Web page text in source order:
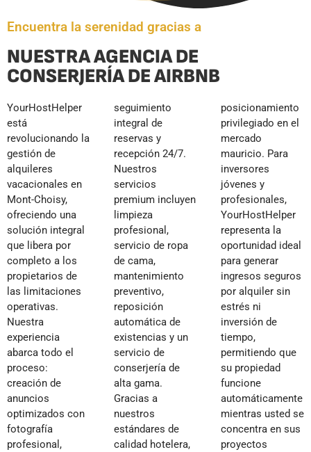
Encuentra la serenidad gracias a
NUESTRA AGENCIA DE
CONSERJERÍA DE AIRBNB
YourHostHelper
está
revolucionando la
gestión de
alquileres
vacacionales en
Mont-Choisy,
ofreciendo una
solución integral
que libera por
completo a los
propietarios de
las limitaciones
operativas.
Nuestra
experiencia
abarca todo el
proceso:
creación de
anuncios
optimizados con
fotografía
profesional,
seguimiento
integral de
reservas y
recepción 24/7.
Nuestros
servicios
premium incluyen
limpieza
profesional,
servicio de ropa
de cama,
mantenimiento
preventivo,
reposición
automática de
existencias y un
servicio de
conserjería de
alta gama.
Gracias a
nuestros
estándares de
calidad hotelera,
posicionamiento
privilegiado en el
mercado
mauricio. Para
inversores
jóvenes y
profesionales,
YourHostHelper
representa la
oportunidad ideal
para generar
ingresos seguros
por alquiler sin
estrés ni
inversión de
tiempo,
permitiendo que
su propiedad
funcione
automáticamente
mientras usted se
concentra en sus
proyectos